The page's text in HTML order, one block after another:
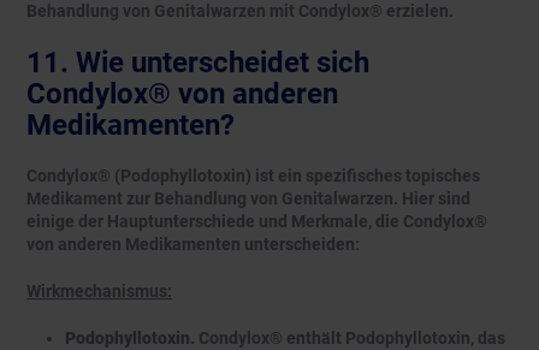
Behandlung von Genitalwarzen mit Condylox® erzielen.
11. Wie unterscheidet sich
Condylox® von anderen
Medikamenten?
Condylox® (Podophyllotoxin) ist ein spezifisches topisches
Medikament zur Behandlung von Genitalwarzen. Hier sind
einige der Hauptunterschiede und Merkmale, die Condylox®
von anderen Medikamenten unterscheiden:
Wirkmechanismus:
Podophyllotoxin. Condylox® enthält Podophyllotoxin, das